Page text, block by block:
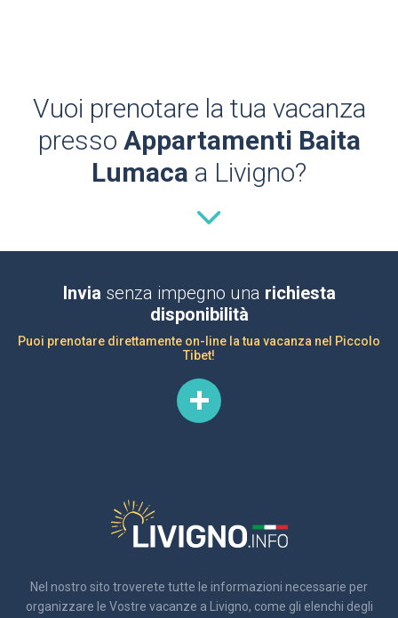
Vuoi prenotare la tua vacanza
presso Appartamenti Baita
Lumaca a Livigno?
Invia senza impegno una richiesta
disponibilità
Puoi prenotare direttamente on-line la tua vacanza nel Piccolo
Tibet!
Nel nostro sito troverete tutte le informazioni necessarie per
organizzare le Vostre vacanze a Livigno, come gli elenchi degli